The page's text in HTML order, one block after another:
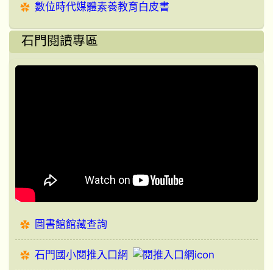
數位時代媒體素養教育白皮書
石門閱讀專區
圖書館館藏查詢
石門國小閱推入口網